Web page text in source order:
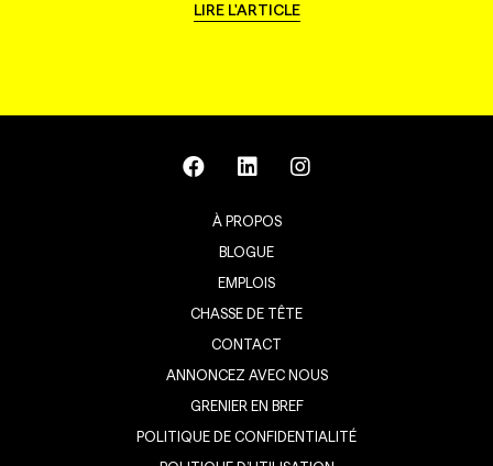
LIRE L'ARTICLE
À PROPOS
BLOGUE
EMPLOIS
CHASSE DE TÊTE
CONTACT
ANNONCEZ AVEC NOUS
GRENIER EN BREF
POLITIQUE DE CONFIDENTIALITÉ